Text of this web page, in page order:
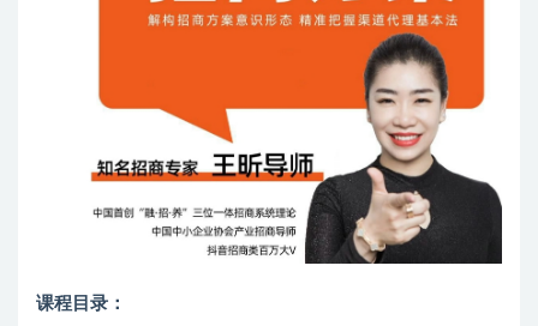
课程目录：